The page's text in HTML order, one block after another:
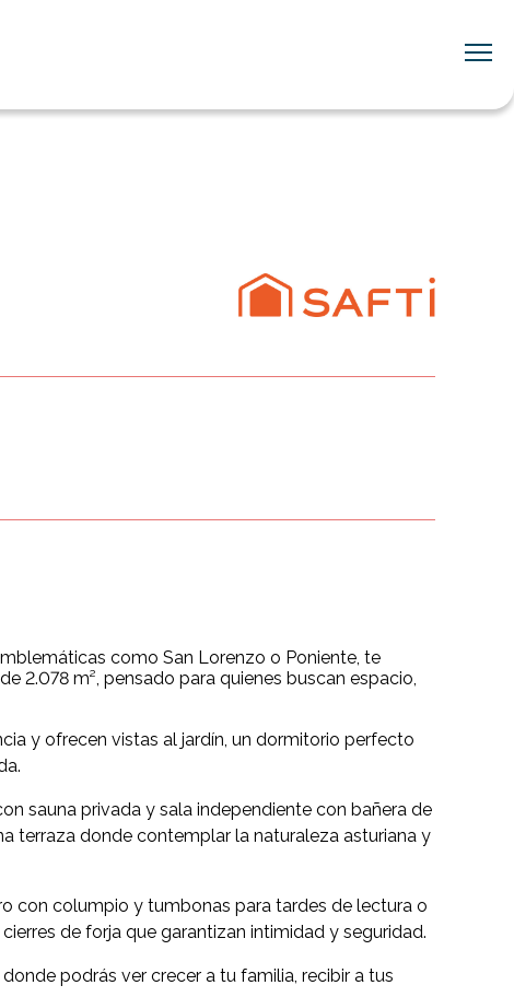
como San Lorenzo o Poniente, te
2.078 m², pensado para quienes buscan espacio,
y ofrecen vistas al jardín, un dormitorio perfecto
sauna privada y sala independiente con bañera de
terraza donde contemplar la naturaleza asturiana y
con columpio y tumbonas para tardes de lectura o
de forja que garantizan intimidad y seguridad.
podrás ver crecer a tu familia, recibir a tus